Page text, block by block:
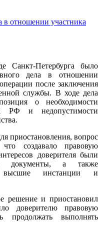
в отношении участника
Санкт-Петербурга было
дела в отношении
после заключения
службы. В ходе дела
о необходимости
РФ и недопустимости
приостановления, вопрос
создавало правовую
доверителя были
документы, а также
инстанции и
решение и приостановил
доверителю правовую
продолжать выполнять